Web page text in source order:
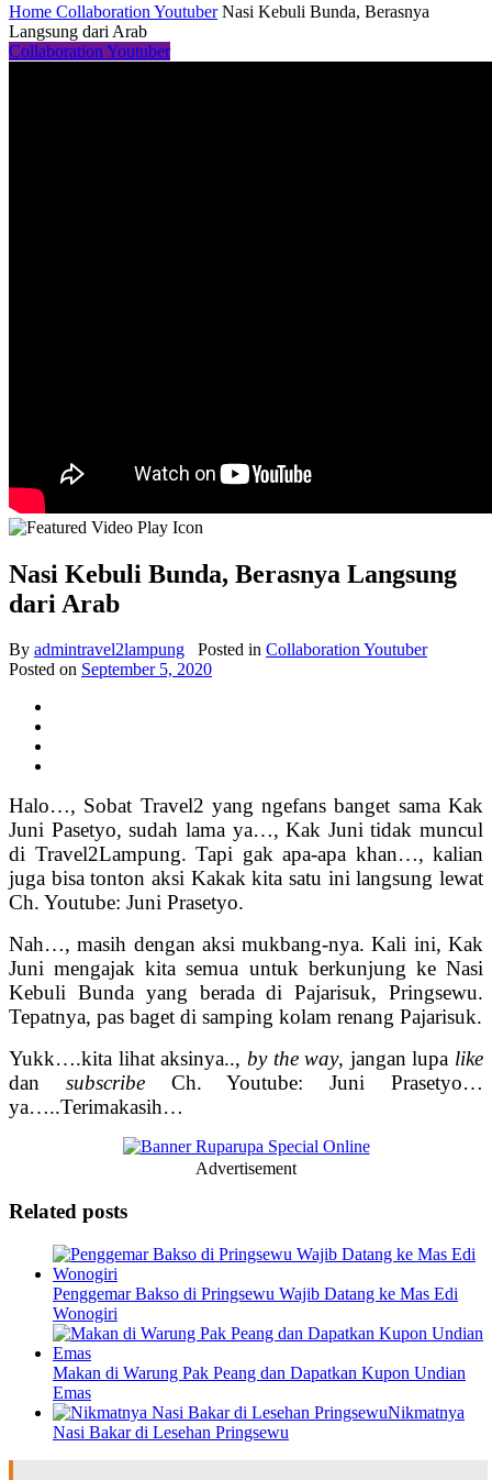
Home Collaboration Youtuber Nasi Kebuli Bunda, Berasnya
Langsung dari Arab
Collaboration Youtuber
Nasi Kebuli Bunda, Berasnya Langsung
dari Arab
By admintravel2lampung Posted in Collaboration Youtuber
Posted on September 5, 2020
Halo…, Sobat Travel2 yang ngefans banget sama Kak
Juni Pasetyo, sudah lama ya…, Kak Juni tidak muncul
di Travel2Lampung. Tapi gak apa-apa khan…, kalian
juga bisa tonton aksi Kakak kita satu ini langsung lewat
Ch. Youtube: Juni Prasetyo.
Nah…, masih dengan aksi mukbang-nya. Kali ini, Kak
Juni mengajak kita semua untuk berkunjung ke Nasi
Kebuli Bunda yang berada di Pajarisuk, Pringsewu.
Tepatnya, pas baget di samping kolam renang Pajarisuk.
Yukk….kita lihat aksinya.., by the way, jangan lupa like
dan subscribeCh. Youtube: Juni Prasetyo…
ya…..Terimakasih…
Advertisement
Related posts
Penggemar Bakso di Pringsewu Wajib Datang ke Mas Edi
Wonogiri
Makan di Warung Pak Peang dan Dapatkan Kupon Undian
Emas
Nikmatnya
Nasi Bakar di Lesehan Pringsewu